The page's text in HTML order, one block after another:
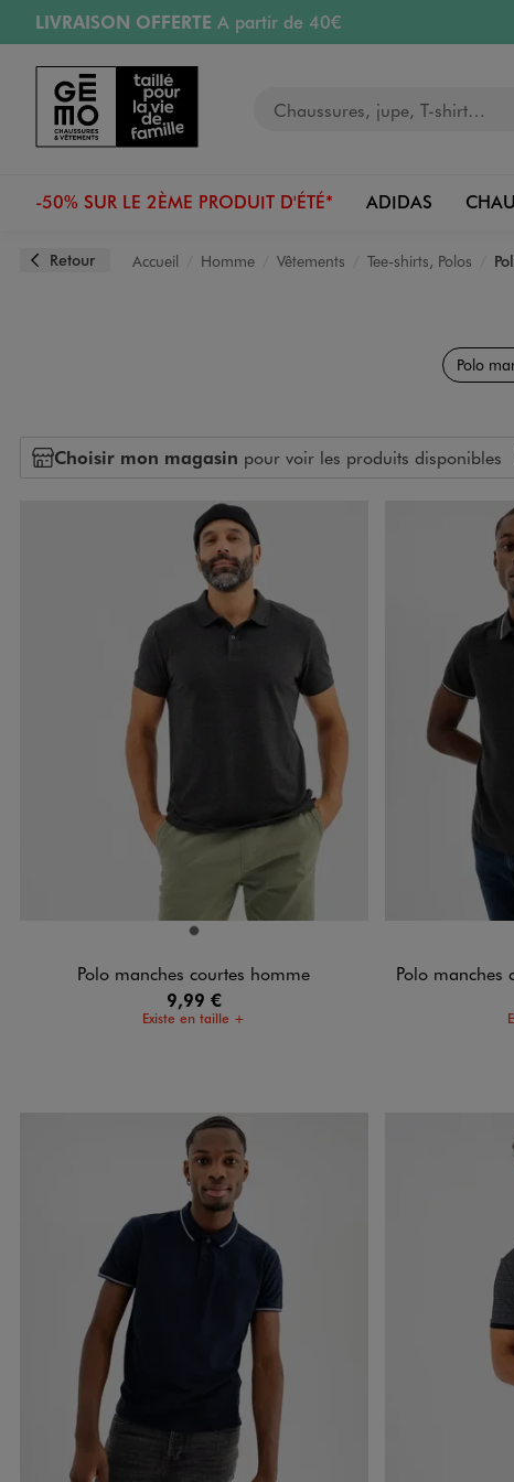
Aller au contenu principal
Aller à la navigation
LIVRAISON OFFERTE A partir de 40€
RETRAIT ET LIVRAISON OFFERTE
PAYEZ EN 3x SANS FRAIS
dès 50€
Retours OFFERTSpendant 30 jours
-50% SUR LE 2ÈME PRODUIT D'ÉTÉ* ADIDAS
Retour Accueil Homme Vêtements Tee-shirts, Polos
Polo
Choisir mon magasin pour voir les produits disponibles
Disponible en 1 colorisGRIS FONCE
Polo manches courtes homme
9,99 €
Existe en taille +
Disponible en
Polo manches